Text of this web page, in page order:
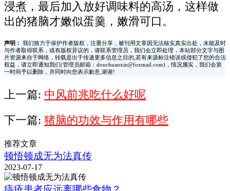
浸煮，最后加入放好调味料的高汤，这样做
出的猪脑才嫩似蛋羹，嫩滑可口。
声明：
我们致力于保护作者版权，注重分享，被刊用文章因无法核实真实出处，未能及时
与作者取得联系，或有版权异议的，请联系管理员，我们会立即处理，本站部分文字与图
片资源来自于网络，转载是出于传递更多信息之目的,若有来源标注错误或侵犯了您的合法
权益，请立即通知我们(管理员邮箱：douchuanxin@foxmail.com)，情况属实，我们会第
一时间予以删除，并同时向您表示歉意,谢谢!
上一篇: 中风前兆吃什么好呢
下一篇: 猪脑的功效与作用有哪些
推荐文章
顿悟顿成无为法真传
2023-07-17